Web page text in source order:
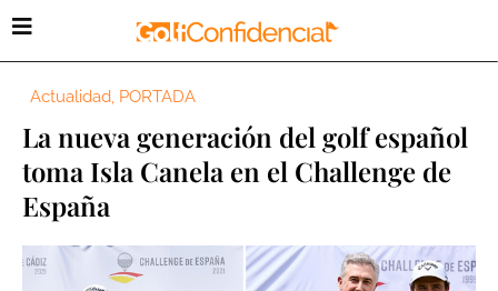
Actualidad, PORTADA
La nueva generación del golf español
toma Isla Canela en el Challenge de
España